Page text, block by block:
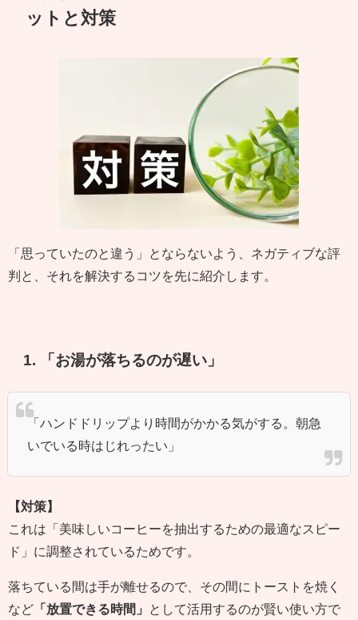
ットと対策
「思っていたのと違う」とならないよう、ネガティブな評
判と、それを解決するコツを先に紹介します。
1. 「お湯が落ちるのが遅い」
「ハンドドリップより時間がかかる気がする。朝急
いでいる時はじれったい」
【対策】
これは「美味しいコーヒーを抽出するための最適なスピー
ド」に調整されているためです。
落ちている間は手が離せるので、その間にトーストを焼く
など 「放置できる時間」
として活用するのが賢い使い方で